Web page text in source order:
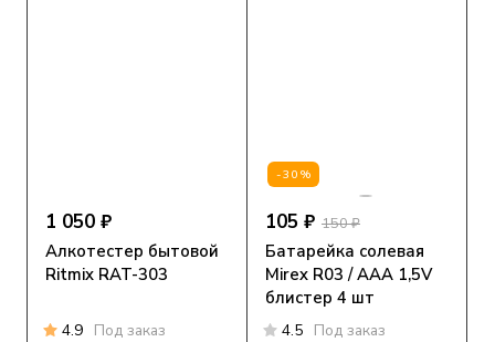
1 050 ₽
Алкотестер бытовой
Ritmix RAT-303
4.9 Под заказ
-30%
105 ₽ 150 ₽
Батарейка солевая
Mirex R03 / AAA 1,5V
блистер 4 шт
4.5 Под заказ